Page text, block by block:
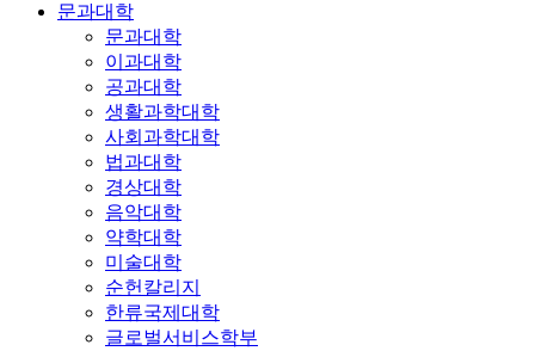
문과대학
문과대학
이과대학
공과대학
생활과학대학
사회과학대학
법과대학
경상대학
음악대학
약학대학
미술대학
순헌칼리지
한류국제대학
글로벌서비스학부